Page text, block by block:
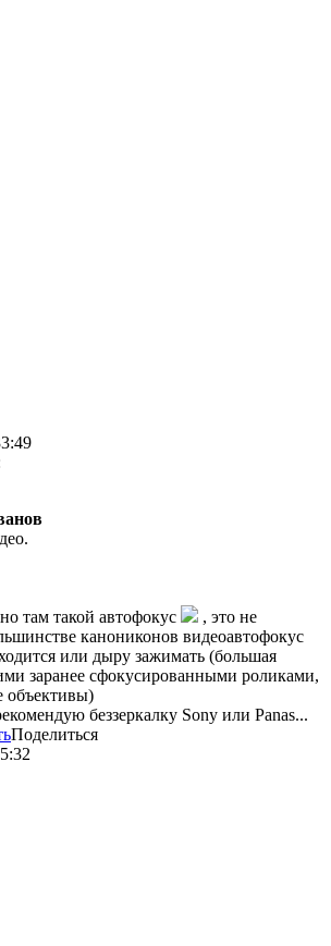
там такой автофокус
, это не
канониконов видеоавтофокус
или дыру зажимать (большая
заранее сфокусированными роликами,
объективы)
беззеркалку Sony или Panas...
Поделиться